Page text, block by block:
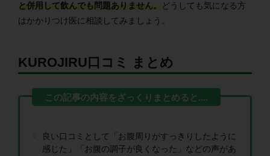
と併用して飲んでも問題ありません。
どうしても気になる方
はかかりつけ医に相談してみましょう。
KUROJIRU口コミ まとめ
良い口コミとして「お腹周りがすっきりしたように
感じた」「お腹の調子が良くなった」などの声があ